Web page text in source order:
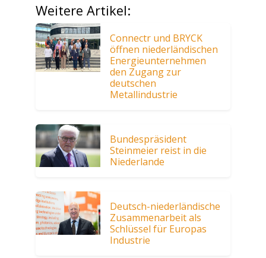
Weitere Artikel:
Connectr und BRYCK
öffnen niederländischen
Energieunternehmen
den Zugang zur
deutschen
Metallindustrie
Bundespräsident
Steinmeier reist in die
Niederlande
Deutsch-niederländische
Zusammenarbeit als
Schlüssel für Europas
Industrie